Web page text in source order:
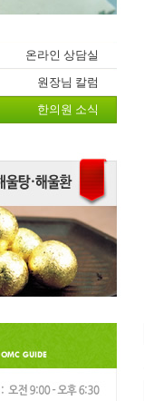
온라인 상담실
원장님 칼럼
한의원 소식